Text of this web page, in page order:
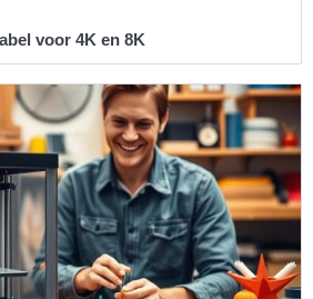
voor 4K en 8K